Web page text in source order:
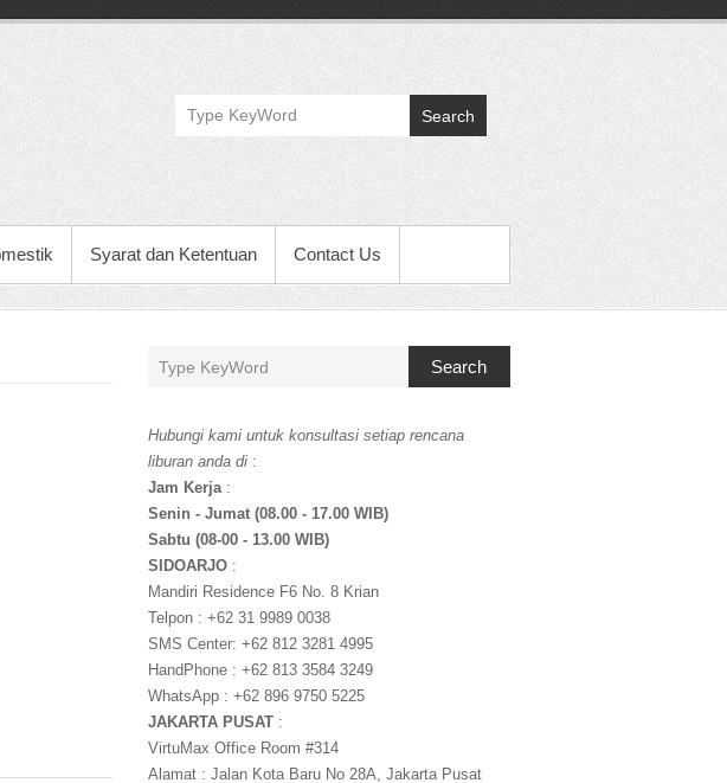
Search
Syarat dan Ketentuan Contact Us
Search
Hubungi kami untuk konsultasi setiap rencana
liburan anda di :
Jam Kerja:
Senin - Jumat (08.00 - 17.00 WIB)
Sabtu (08-00 - 13.00 WIB)
SIDOARJO:
Mandiri Residence F6 No. 8 Krian
Telpon : +62 31 9989 0038
SMS Center: +62 812 3281 4995
HandPhone : +62 813 3584 3249
WhatsApp : +62 896 9750 5225
JAKARTA PUSAT :
VirtuMax Office Room #314
Alamat : Jalan Kota Baru No 28A, Jakarta Pusat